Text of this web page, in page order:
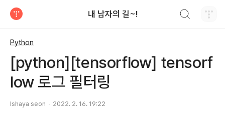
내 남자의 길~!
Python
[python][tensorflow] tensorf
low 로그 필터링
Ishaya seon 2022. 2. 16. 19:22